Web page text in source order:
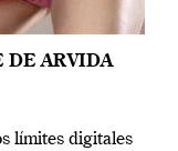
DE ARVIDA
límites digitales